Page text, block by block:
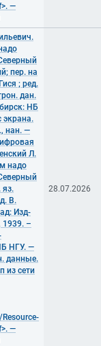
—
пер. на
; ред.
дан.
НБ
экрана.
нан. —
Л.
надо
яз.
В.
Изд-
1939. –
НГУ. —
данные.
из сети
—
28.07.2026